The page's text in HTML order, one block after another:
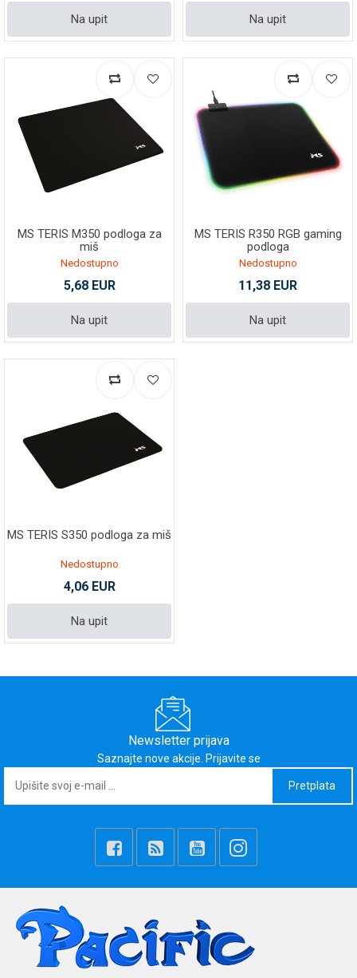
Na upit Na upit
MS TERIS M350 podloga za
miš
Nedostupno
5,68 EUR
Na upit
MS TERIS R350 RGB gaming
podloga
Nedostupno
11,38 EUR
Na upit
MS TERIS S350 podloga za miš
Nedostupno
4,06 EUR
Na upit
Newsletter prijava
Saznajte nove akcije. Prijavite se
Pretplata